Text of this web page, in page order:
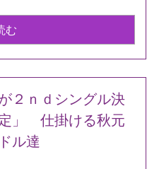
む
２ｎｄシングル決
」 仕掛ける秋元
ル達